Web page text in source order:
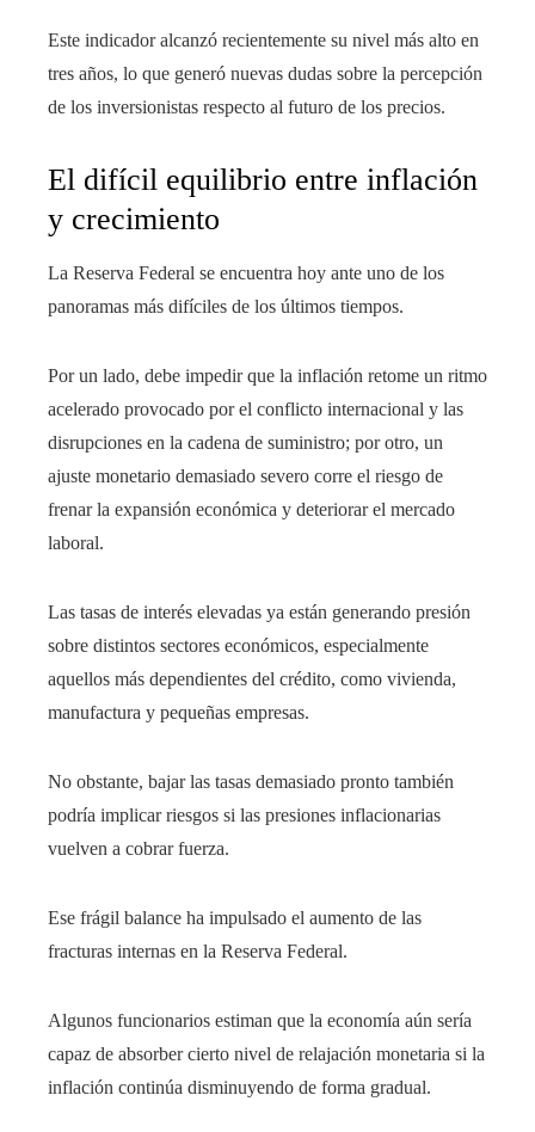
Este indicador alcanzó recientemente su nivel más alto en
tres años, lo que generó nuevas dudas sobre la percepción
de los inversionistas respecto al futuro de los precios.
El difícil equilibrio entre inflación
y crecimiento
La Reserva Federal se encuentra hoy ante uno de los
panoramas más difíciles de los últimos tiempos.
Por un lado, debe impedir que la inflación retome un ritmo
acelerado provocado por el conflicto internacional y las
disrupciones en la cadena de suministro; por otro, un
ajuste monetario demasiado severo corre el riesgo de
frenar la expansión económica y deteriorar el mercado
laboral.
Las tasas de interés elevadas ya están generando presión
sobre distintos sectores económicos, especialmente
aquellos más dependientes del crédito, como vivienda,
manufactura y pequeñas empresas.
No obstante, bajar las tasas demasiado pronto también
podría implicar riesgos si las presiones inflacionarias
vuelven a cobrar fuerza.
Ese frágil balance ha impulsado el aumento de las
fracturas internas en la Reserva Federal.
Algunos funcionarios estiman que la economía aún sería
capaz de absorber cierto nivel de relajación monetaria si la
inflación continúa disminuyendo de forma gradual.